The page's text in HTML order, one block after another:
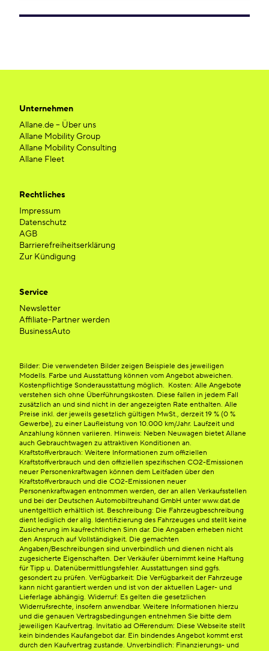
Unternehmen
Allane.de – Über uns
Allane Mobility Group
Allane Mobility Consulting
Allane Fleet
Rechtliches
Impressum
Datenschutz
AGB
Barrierefreiheitserklärung
Zur Kündigung
Service
Newsletter
Affiliate-Partner werden
BusinessAuto
Bilder: Die verwendeten Bilder zeigen Beispiele des jeweiligen
Modells. Farbe und Ausstattung können vom Angebot abweichen.
Kostenpflichtige Sonderausstattung möglich. Kosten: Alle Angebote
verstehen sich ohne Überführungskosten. Diese fallen in jedem Fall
zusätzlich an und sind nicht in der angezeigten Rate enthalten. Alle
Preise inkl. der jeweils gesetzlich gültigen MwSt., derzeit 19 % (0 %
Gewerbe), zu einer Laufleistung von 10.000 km/Jahr. Laufzeit und
Anzahlung können variieren. Hinweis: Neben Neuwagen bietet Allane
auch Gebrauchtwagen zu attraktiven Konditionen an.
Kraftstoffverbrauch: Weitere Informationen zum offiziellen
Kraftstoffverbrauch und den offiziellen spezifischen CO2-Emissionen
neuer Personenkraftwagen können dem Leitfaden über den
Kraftstoffverbrauch und die CO2-Emissionen neuer
Personenkraftwagen entnommen werden, der an allen Verkaufsstellen
und bei der Deutschen Automobiltreuhand GmbH unter www.dat.de
unentgeltlich erhältlich ist. Beschreibung: Die Fahrzeugbeschreibung
dient lediglich der allg. Identifizierung des Fahrzeuges und stellt keine
Zusicherung im kaufrechtlichen Sinn dar. Die Angaben erheben nicht
den Anspruch auf Vollständigkeit. Die gemachten
Angaben/Beschreibungen sind unverbindlich und dienen nicht als
zugesicherte Eigenschaften. Der Verkäufer übernimmt keine Haftung
für Tipp u. Datenübermittlungsfehler. Ausstattungen sind ggfs.
gesondert zu prüfen. Verfügbarkeit: Die Verfügbarkeit der Fahrzeuge
kann nicht garantiert werden und ist von der aktuellen Lager- und
Lieferlage abhängig. Widerruf: Es gelten die gesetzlichen
Widerrufsrechte, insofern anwendbar. Weitere Informationen hierzu
und die genauen Vertragsbedingungen entnehmen Sie bitte dem
jeweiligen Kaufvertrag. Invitatio ad Offerendum: Diese Webseite stellt
kein bindendes Kaufangebot dar. Ein bindendes Angebot kommt erst
durch den Kaufvertrag zustande. Unverbindlich: Finanzierungs- und